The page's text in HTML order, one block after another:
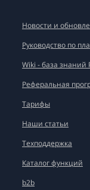
Новости и
Руководство по
Wiki - база знаний
Реферальная
Тарифы
Наши статьи
Техподдержка
Каталог функций
b2b